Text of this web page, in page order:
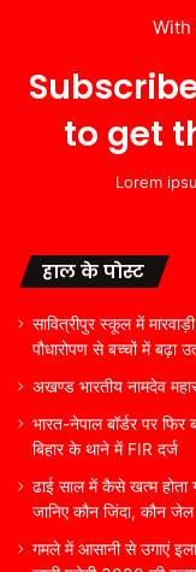
With
to get
Lorem
हाल के पोस्ट
सावित्रीपुर स्कूल में
पौधारोपण से बच्चों में बढ़ा
अखण्ड भारतीय नामदेव
भारत-नेपाल बॉर्डर पर फिर
बिहार के थाने में FIR दर्ज
ढाई साल में कैसे खत्म
जानिए कौन जिंदा, कौन
गमले में आसानी से उगाएं